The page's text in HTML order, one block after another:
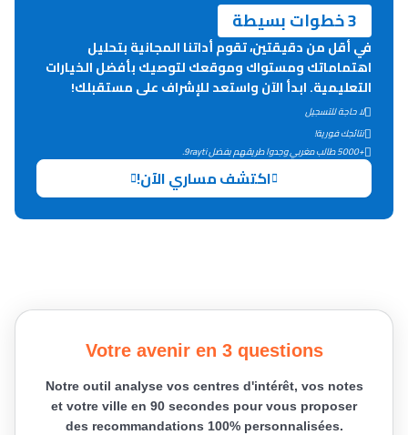
3 خطوات بسيطة
في أقل من دقيقتين، تقوم أداتنا المجانية بتحليل
اهتماماتك ومستواك وموقعك لتوصيك بأفضل الخيارات
التعليمية. ابدأ الآن واستعد للإشراف على مستقبلك!
لا حاجة للتسجيل
نتائجك فورية!
+5000 طالب مغربي وجدوا طريقهم بفضل 9rayti.
اكتشف مساري الآن!
Votre avenir en 3 questions
Notre outil analyse vos centres d'intérêt, vos notes
et votre ville en 90 secondes pour vous proposer
des recommandations 100% personnalisées.